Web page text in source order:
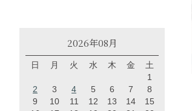
2026年08月
日 月 火 水 木 金
土
1
2
3 4 5 6 7
8
9
10 11 12 13 14
15